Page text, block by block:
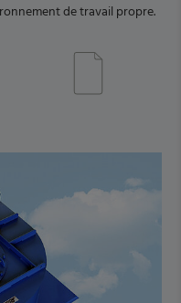
de travail propre.